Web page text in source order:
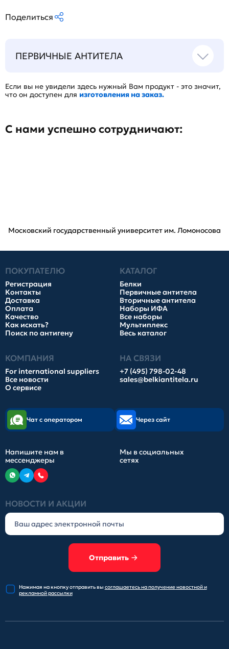
Поделиться
ПЕРВИЧНЫЕ АНТИТЕЛА
Если вы не увидели здесь нужный Вам продукт - это значит,
что он доступен для изготовления на заказ.
С нами успешно сотрудничают:
Московский государственный университет им. Ломоносова
ПОКУПАТЕЛЮ
Регистрация
Контакты
Доставка
Оплата
Качество
Как искать?
Поиск по антигену
КАТАЛОГ
Белки
Первичные антитела
Вторичные антитела
Наборы ИФА
Все наборы
Мультиплекс
Весь каталог
КОМПАНИЯ
For international suppliers
Все новости
О сервисе
НА СВЯЗИ
+7 (495) 798-02-48
sales@belkiantitela.ru
НОВОСТИ И АКЦИИ
Отправить
Нажимая на кнопку отправитьвы соглашаетесь на получениеновостной и
рекламной рассылки
Чат с оператором Через сайт
Напишите нам в
мессенджеры
Мы в социальных
сетях